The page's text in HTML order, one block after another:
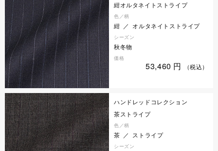
紺オルタネイトストライプ
色／柄
紺 ／ オルタネイトストライプ
シーズン
秋冬物
価格
53,460 円 （税込）
ハンドレッドコレクション
茶ストライプ
色／柄
茶 ／ ストライプ
シーズン